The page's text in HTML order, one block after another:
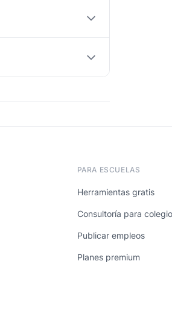
PARA ESCUELAS
Herramientas gratis
Consultoría para
Publicar empleos
Planes premium